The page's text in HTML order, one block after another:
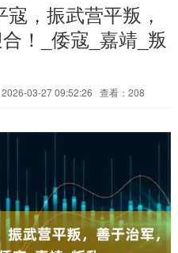
，振武营平叛，
！_倭寇_嘉靖_叛
2026-03-27 09:52:26 查看：208